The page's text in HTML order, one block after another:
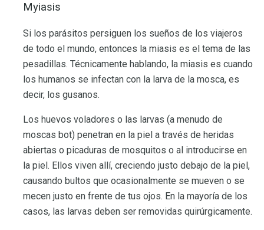
Myiasis
Si los parásitos persiguen los sueños de los viajeros
de todo el mundo, entonces la miasis es el tema de las
pesadillas. Técnicamente hablando, la miasis es cuando
los humanos se infectan con la larva de la mosca, es
decir, los gusanos.
Los huevos voladores o las larvas (a menudo de
moscas bot) penetran en la piel a través de heridas
abiertas o picaduras de mosquitos o al introducirse en
la piel. Ellos viven allí, creciendo justo debajo de la piel,
causando bultos que ocasionalmente se mueven o se
mecen justo en frente de tus ojos. En la mayoría de los
casos, las larvas deben ser removidas quirúrgicamente.